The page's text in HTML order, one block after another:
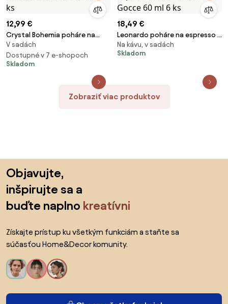
12,99 €
Crystal Bohemia poháre na
sekt COLIBRI 220 ml 6 ks
V sadách
Dostupné v 7 e-shopoch
Skladom
18,49 €
Leonardo poháre na espresso s
tanierikmi Gocce 60 ml 6 ks
Na kávu, v sadách
Skladom
Zobraziť viac produktov
Objavujte,
inšpirujte sa a
buďte naplno kreatívni
Získajte prístup ku všetkým funkciám a staňte sa
súčasťou Home&Decor komunity.